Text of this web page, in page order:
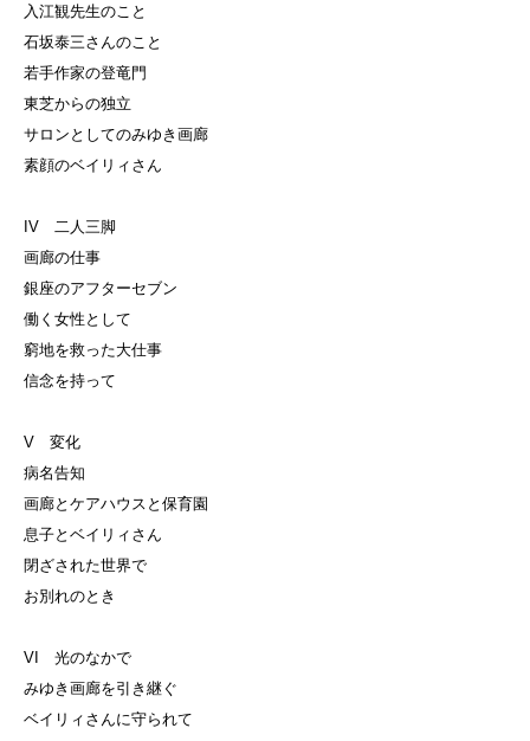
入江観先生のこと
石坂泰三さんのこと
若手作家の登竜門
東芝からの独立
サロンとしてのみゆき画廊
素顔のベイリィさん
IV 二人三脚
画廊の仕事
銀座のアフターセブン
働く女性として
窮地を救った大仕事
信念を持って
V 変化
病名告知
画廊とケアハウスと保育園
息子とベイリィさん
閉ざされた世界で
お別れのとき
VI 光のなかで
みゆき画廊を引き継ぐ
ベイリィさんに守られて